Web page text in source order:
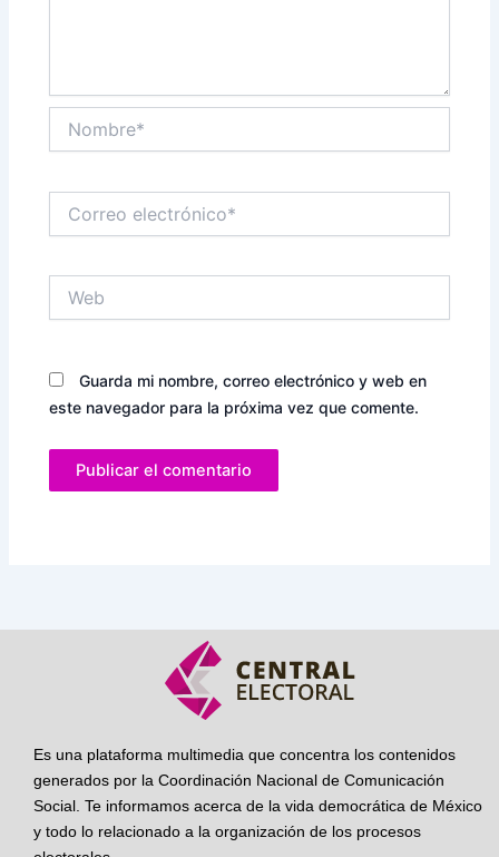
electrónico*
Guarda mi nombre, correo electrónico y web en
este navegador para la próxima vez que comente.
Es una plataforma multimedia que concentra los contenidos
generados por la Coordinación Nacional de Comunicación
Social. Te informamos acerca de la vida democrática de México
y todo lo relacionado a la organización de los procesos